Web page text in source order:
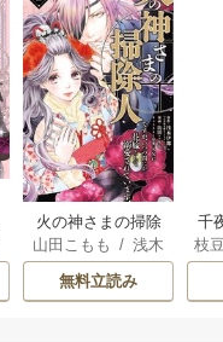
火の神さまの掃除
人ですが、いつの
間にか花嫁として
溺愛されています
山田こもも /浅木
伊都/SNC
無料立読み
千
国
枝